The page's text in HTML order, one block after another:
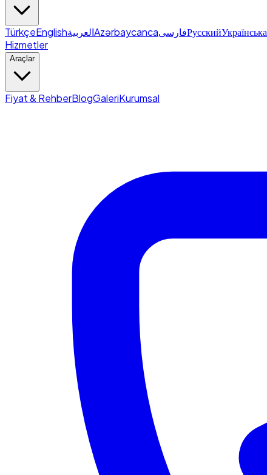
TürkçeEnglishالعربيةAzərbaycancaفارسیРусскийУкраїнська
Hizmetler
Araçlar
Fiyat & RehberBlogGaleriKurumsal